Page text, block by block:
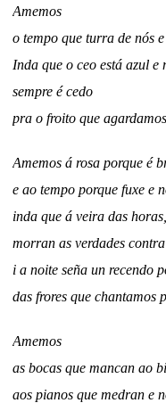
Amemos
o tempo que turra de nós
Inda que o ceo está azul e
sempre é cedo
pra o froito que
Amemos á rosa porque é
e ao tempo porque fuxe e
inda que á veira das
morran as verdades
i a noite seña un recendo
das frores que chantamos
Amemos
as bocas que mancan ao
aos pianos que medran e